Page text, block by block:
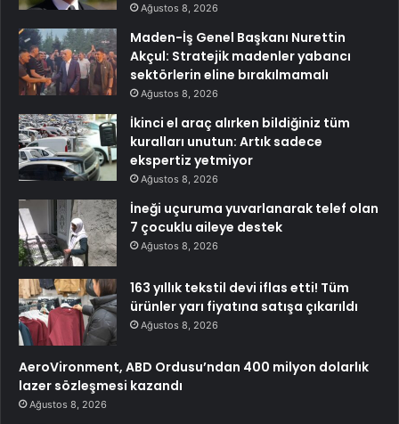
Ağustos 8, 2026
Maden-İş Genel Başkanı Nurettin
Akçul: Stratejik madenler yabancı
sektörlerin eline bırakılmamalı
Ağustos 8, 2026
İkinci el araç alırken bildiğiniz tüm
kuralları unutun: Artık sadece
ekspertiz yetmiyor
Ağustos 8, 2026
İneği uçuruma yuvarlanarak telef olan
7 çocuklu aileye destek
Ağustos 8, 2026
163 yıllık tekstil devi iflas etti! Tüm
ürünler yarı fiyatına satışa çıkarıldı
Ağustos 8, 2026
AeroVironment, ABD Ordusu’ndan 400 milyon dolarlık
lazer sözleşmesi kazandı
Ağustos 8, 2026